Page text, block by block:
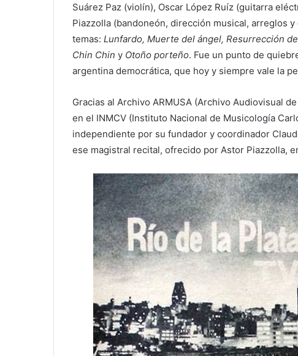
Suárez Paz (violín), Oscar López Ruíz (guitarra
Piazzolla (bandoneón, dirección musical, arreglos
temas: Lunfardo, Muerte del ángel, Resurrección
Chin Chin y Otoño porteño. Fue un punto de
argentina democrática, que hoy y siempre vale la
Gracias al Archivo ARMUSA (Archivo Audiovisual
en el INMCV (Instituto Nacional de Musicología
independiente por su fundador y coordinador
ese magistral recital, ofrecido por Astor Piazzolla,